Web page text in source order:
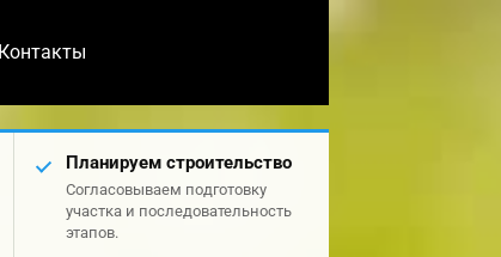
Контакты
Планируем строительство
Согласовываем подготовку
участка и последовательность
этапов.